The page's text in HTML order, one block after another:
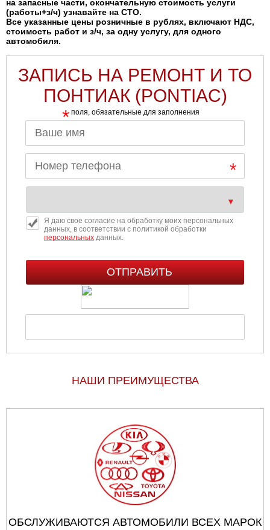
на запасные части, окончательную стоимость услуги
(работы+з/ч) узнавайте на СТО.
Все указанные цены розничные в рублях, включают НДС,
стоимость работ и з/ч, за одну услугу, для одного
автомобиля.
ЗАПИСЬ НА РЕМОНТ И ТО
ПОНТИАК (PONTIAC)
* поля, обязательные для заполнения
Я даю свое согласие на обработку моих персональных
данных, в соответствии с политикой обработки
персональныхданных.
НАШИ ПРЕИМУЩЕСТВА
ОБСЛУЖИВАЮТСЯ АВТОМОБИЛИ ВСЕХ МАРОК